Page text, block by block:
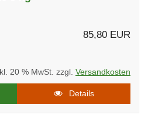
85,80 EUR
20 % MwSt. zzgl. Versandkosten
Details